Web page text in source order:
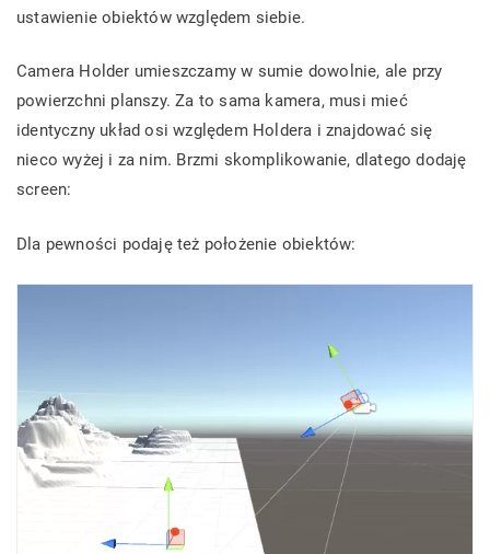
ustawienie obiektów względem siebie.
Camera Holder umieszczamy w sumie dowolnie, ale przy
powierzchni planszy. Za to sama kamera, musi mieć
identyczny układ osi względem Holdera i znajdować się
nieco wyżej i za nim. Brzmi skomplikowanie, dlatego dodaję
screen:
Dla pewności podaję też położenie obiektów: